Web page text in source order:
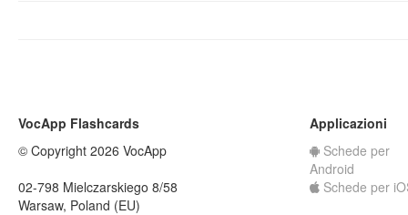
VocApp Flashcards
© Copyright 2026 VocApp
02-798 Mielczarskiego 8/58
Warsaw, Poland (EU)
Applicazioni
Schede per
Android
Schede per